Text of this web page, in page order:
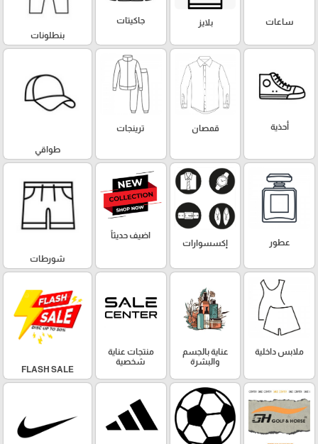
ساعات بلايز
جاكيتات
بنطلونات
أحذية قمصان ترينجات
طواقي
عطور إكسسوارات
اضيف حديثاً
شورطات
ملابس داخلية
عناية بالجسم
والبشرة
منتجات عناية
شخصية
FLASH SALE